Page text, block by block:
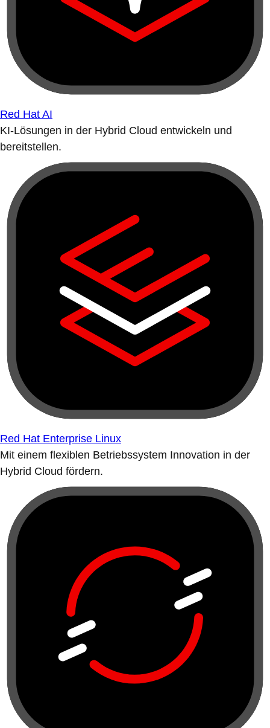
Red Hat AI
KI-Lösungen in der Hybrid Cloud entwickeln und
bereitstellen.
Red Hat Enterprise Linux
Mit einem flexiblen Betriebssystem Innovation in der
Hybrid Cloud fördern.